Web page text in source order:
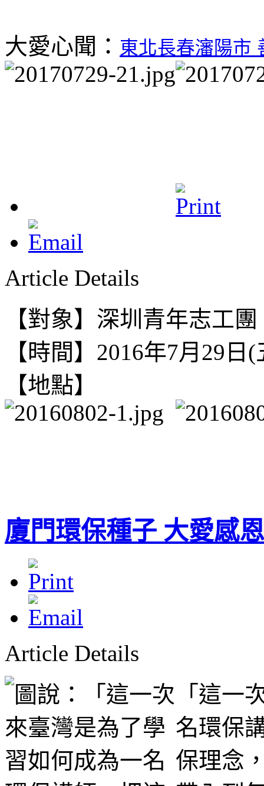
大愛心聞： 東北長春瀋陽市
Article Details
【對象】深圳青年志工團
【時間】2016年7月29日(
【地點】
廈門環保種子 大愛感
Article Details
「這一
名環保
保理念